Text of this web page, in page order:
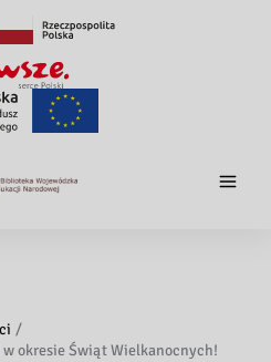
okresie Świąt Wielkanocnych!